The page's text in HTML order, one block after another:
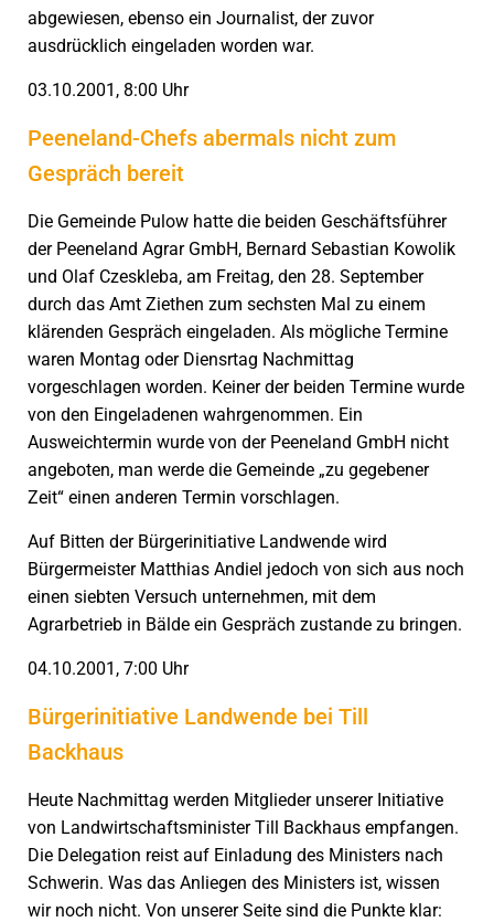
abgewiesen, ebenso ein Journalist, der zuvor
ausdrücklich eingeladen worden war.
03.10.2001, 8:00 Uhr
Peeneland-Chefs abermals nicht zum
Gespräch bereit
Die Gemeinde Pulow hatte die beiden Geschäftsführer
der Peeneland Agrar GmbH, Bernard Sebastian Kowolik
und Olaf Czeskleba, am Freitag, den 28. September
durch das Amt Ziethen zum sechsten Mal zu einem
klärenden Gespräch eingeladen. Als mögliche Termine
waren Montag oder Diensrtag Nachmittag
vorgeschlagen worden. Keiner der beiden Termine wurde
von den Eingeladenen wahrgenommen. Ein
Ausweichtermin wurde von der Peeneland GmbH nicht
angeboten, man werde die Gemeinde „zu gegebener
Zeit“ einen anderen Termin vorschlagen.
Auf Bitten der Bürgerinitiative Landwende wird
Bürgermeister Matthias Andiel jedoch von sich aus noch
einen siebten Versuch unternehmen, mit dem
Agrarbetrieb in Bälde ein Gespräch zustande zu bringen.
04.10.2001, 7:00 Uhr
Bürgerinitiative Landwende bei Till
Backhaus
Heute Nachmittag werden Mitglieder unserer Initiative
von Landwirtschaftsminister Till Backhaus empfangen.
Die Delegation reist auf Einladung des Ministers nach
Schwerin. Was das Anliegen des Ministers ist, wissen
wir noch nicht. Von unserer Seite sind die Punkte klar: